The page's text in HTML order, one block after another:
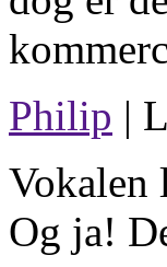
Philip |
Vokalen
Og ja!